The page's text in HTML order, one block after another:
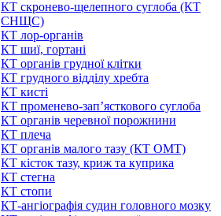
КТ скронево-щелепного суглоба (КТ
СНЩС)
КТ лор-органів
КТ шиї, гортані
КТ органів грудної клітки
КТ грудного відділу хребта
КТ кисті
КТ променево-зап’ясткового суглоба
КТ органів черевної порожнини
КТ плеча
КТ органів малого тазу (КТ ОМТ)
КТ кісток тазу, криж та куприка
КТ стегна
КТ стопи
КТ-ангіографія судин головного мозку